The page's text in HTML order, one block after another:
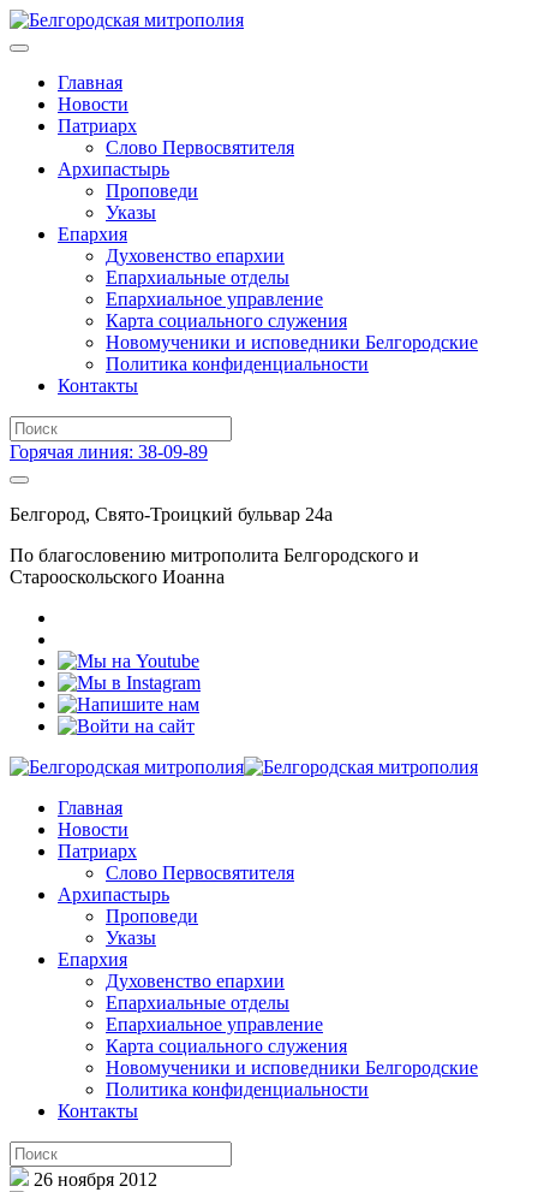
Главная
Новости
Патриарх
Слово Первосвятителя
Архипастырь
Проповеди
Указы
Епархия
Духовенство епархии
Епархиальные отделы
Епархиальное управление
Карта социального служения
Новомученики и исповедники Белгородские
Политика конфиденциальности
Контакты
Горячая линия: 38-09-89
Белгород, Свято-Троицкий бульвар 24а
По благословению митрополита Белгородского и
Старооскольского Иоанна
Главная
Новости
Патриарх
Слово Первосвятителя
Архипастырь
Проповеди
Указы
Епархия
Духовенство епархии
Епархиальные отделы
Епархиальное управление
Карта социального служения
Новомученики и исповедники Белгородские
Политика конфиденциальности
Контакты
26 ноября 2012